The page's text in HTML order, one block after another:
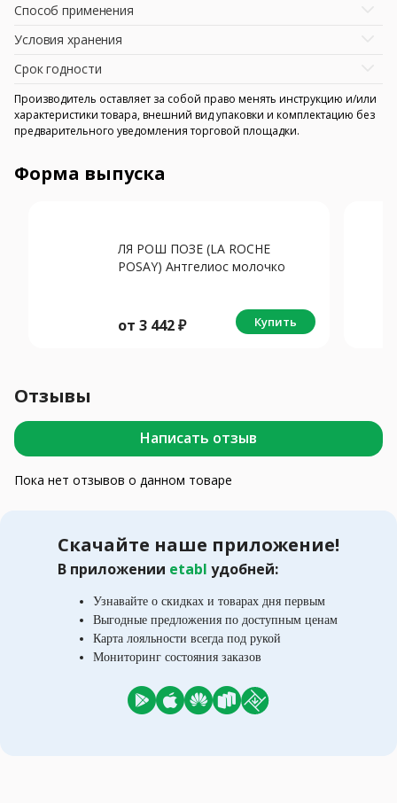
Способ применения
Условия хранения
Срок годности
Производитель оставляет за собой право менять инструкцию и/или
характеристики товара, внешний вид упаковки и комплектацию без
предварительного уведомления торговой площадки.
Форма выпуска
ЛЯ РОШ ПОЗЕ (LA ROCHE
POSAY) Антгелиос молочко
от 3 442₽ Купить
Отзывы
Написать отзыв
Пока нет отзывов о данном товаре
Скачайте наше приложение!
В приложении etabl удобней:
Узнавайте о скидках и товарах дня первым
Выгодные предложения по доступным ценам
Карта лояльности всегда под рукой
Мониторинг состояния заказов